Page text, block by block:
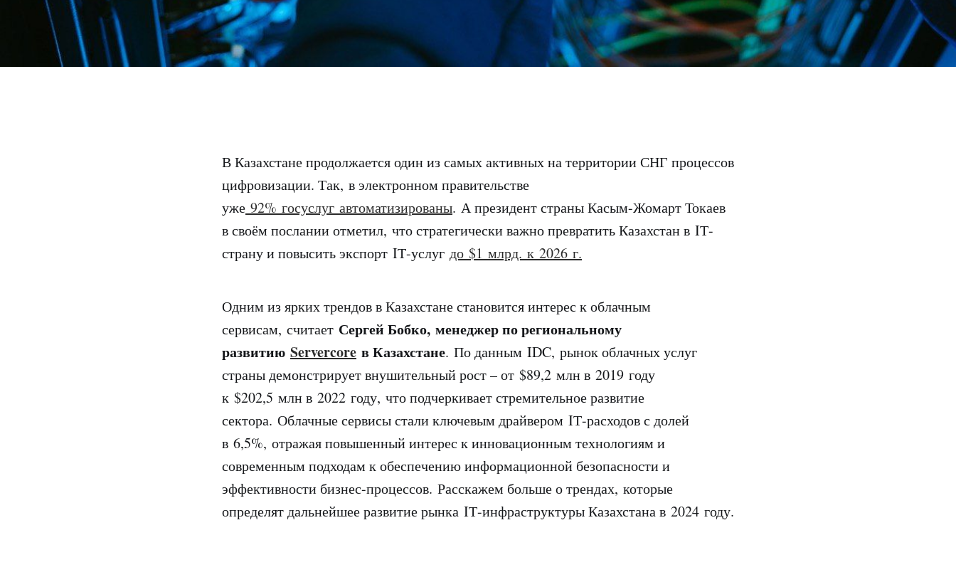
В Казахстане продолжается один из самых активных на территории СНГ процессов
цифровизации. Так, в электронном правительстве
уже 92% госуслуг автоматизированы. А президент страны Касым-Жомарт Токаев
в своём послании отметил, что стратегически важно превратить Казахстан в IТ-
страну и повысить экспорт IТ-услуг до $1 млрд. к 2026 г.
Одним из ярких трендов в Казахстане становится интерес к облачным
сервисам, считает Сергей Бобко, менеджер по региональному
развитию Servercore в Казахстане. По данным IDC, рынок облачных услуг
страны демонстрирует внушительный рост – от $89,2 млн в 2019 году
к $202,5 млн в 2022 году, что подчеркивает стремительное развитие
сектора. Облачные сервисы стали ключевым драйвером IТ-расходов с долей
в 6,5%, отражая повышенный интерес к инновационным технологиям и
современным подходам к обеспечению информационной безопасности и
эффективности бизнес-процессов. Расскажем больше о трендах, которые
определят дальнейшее развитие рынка IТ-инфраструктуры Казахстана в 2024 году.